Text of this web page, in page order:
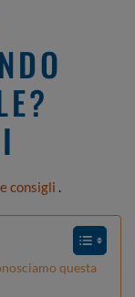
consigli .
questa